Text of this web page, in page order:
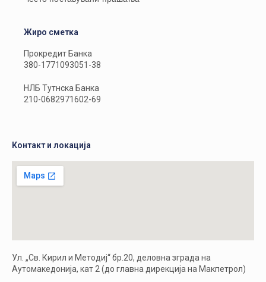
Жиро сметка
Прокредит Банка
380-1771093051-38
НЛБ Тутнска Банка
210-0682971602-69
Контакт и локација
Ул. „Св. Кирил и Методиј“ бр.20, деловна зграда на
Аутомакедонија, кат 2 (до главна дирекција на Макпетрол)